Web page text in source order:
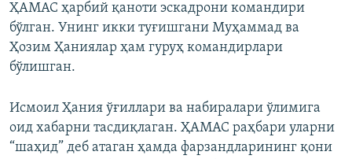
ҲАМАС ҳарбий қаноти эскадрони командири
бўлган. Унинг икки туғишгани Муҳаммад ва
Ҳозим Ҳаниялар ҳам гуруҳ командирлари
бўлишган.
Исмоил Ҳания ўғиллари ва набиралари ўлимига
оид хабарни тасдиқлаган. ҲАМАС раҳбари уларни
“шаҳид” деб атаган ҳамда фарзандларининг қони